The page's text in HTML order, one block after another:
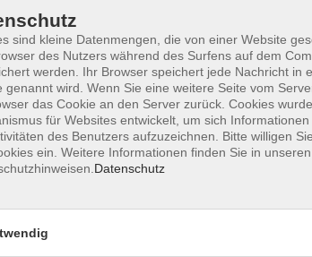
Barrierefreiheitserklärung
sind kleine Datenmengen, die von einer Website
des Nutzers während des Surfens auf dem
werden. Ihr Browser speichert jede Nachricht in
genannt wird. Wenn Sie eine weitere Seite vom
das Cookie an den Server zurück. Cookies
für Websites entwickelt, um sich
des Benutzers aufzuzeichnen. Bitte willigen
ein. Weitere Informationen finden Sie in unseren
Datenschutz